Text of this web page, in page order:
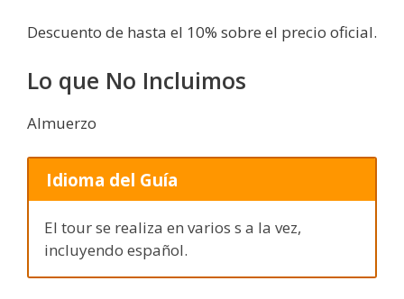
Descuento de hasta el 10% sobre el precio oficial.
Lo que No Incluimos
Almuerzo
Idioma del Guía
El tour se realiza en varios s a la vez,
incluyendo español.